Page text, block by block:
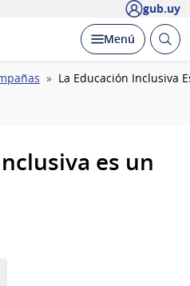
gub.uy
Desplegar
Menú Abrir
La Educación Inclusiva
es un